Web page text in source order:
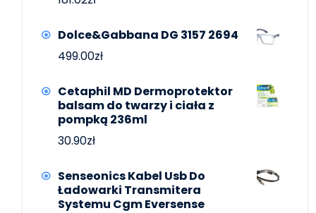
Dolce&Gabbana DG 3157 2694
499.00zł
Cetaphil MD Dermoprotektor
balsam do twarzy i ciała z
pompką 236ml
30.90zł
Senseonics Kabel Usb Do
Ładowarki Transmitera
Systemu Cgm Eversense